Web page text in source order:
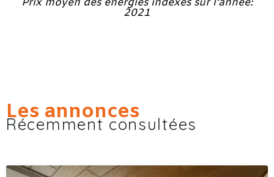
2021
Les annonces
Récemment consultées